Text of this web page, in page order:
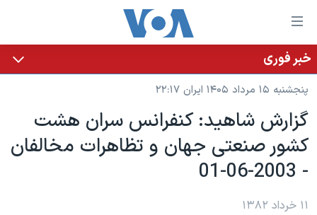
لینکهای
قابل
دسترسی
جهش
محتوای
اصلی
جهش
صفحه
خانه
نسخه سبک وب‌سایت
موضوع ها
ایران
آمریکا
جهان
برنامه های تلویزیونی
جدول برنامه ها
صفحه‌های ویژه
خبر فوری
پنجشنبه ۱۵ مرداد ۱۴۰۵ ایران ۲۲:۱۷
گزارش شاهيد: کنفرانس سران هشت
کشور صنعتی جهان و تظاهرات مخالفان
- 2003-06-01
۱۱ خرداد ۱۳۸۲